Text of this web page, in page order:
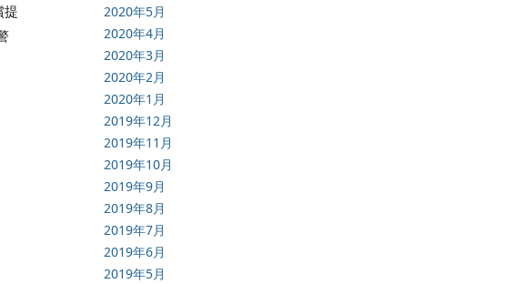
提
2020年5月
2020年4月
2020年3月
2020年2月
2020年1月
2019年12月
2019年11月
2019年10月
2019年9月
2019年8月
2019年7月
2019年6月
2019年5月